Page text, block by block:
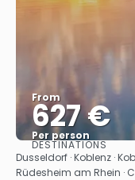
From
627 €
Per person
DESTINATIONS
Dusseldorf · Koblenz ·
Rüdesheim am Rhein ·